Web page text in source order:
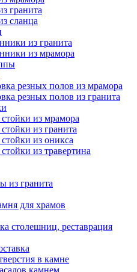
гранита
сланца
из гранита
из мрамора
резных полов из мрамора
резных полов из гранита
из мрамора
из гранита
из оникса
из травертина
из гранита
для храмов
столешниц, реставрация
в камне
камнем